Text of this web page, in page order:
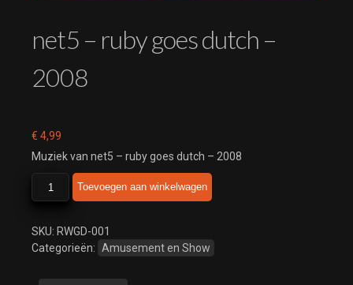
net5 – ruby goes dutch –
2008
€ 4,99
Muziek van net5 – ruby goes dutch – 2008
net5
-
goes
dutch
2008
Toevoegen aan winkelwagen
SKU: RWGD-001
Categorieën: Amusement en Show